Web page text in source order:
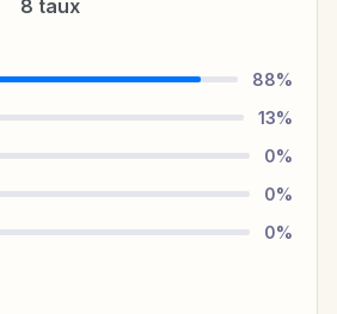
8 taux
88%
13%
0%
0%
0%